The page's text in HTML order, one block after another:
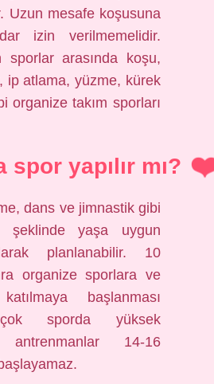
Uzun mesafe koşusuna
izin verilmemelidir.
sporlar arasında koşu,
ip atlama, yüzme, kürek
organize takım sporları
spor yapılır mı?
dans ve jimnastik gibi
şeklinde yaşa uygun
planlanabilir. 10
organize sporlara ve
başlanması
sporda yüksek
antrenmanlar 14-16